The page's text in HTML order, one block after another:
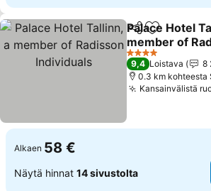
Jaa Lisää
Palace Hotel
member of
Individuals
Katso hinnat
4 Tähtiluokitus
9,4 Loistava
8
0.3 km kohteesta
Kansainvälistä
Alkaen 58 €
Näytä hinnat 14 sivustolta